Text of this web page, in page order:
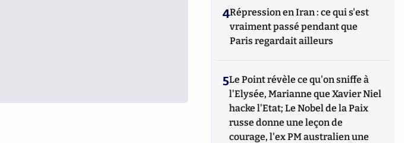
4Répression en Iran : ce qui s'est
vraiment passé pendant que
Paris regardait ailleurs
5Le Point révèle ce qu'on sniffe à
l'Elysée, Marianne que Xavier Niel
hacke l'Etat; Le Nobel de la Paix
russe donne une leçon de
courage, l'ex PM australien une